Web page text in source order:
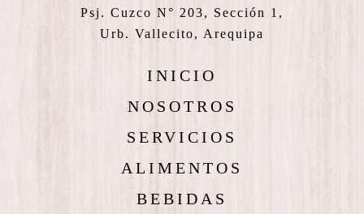
Psj. Cuzco N° 203, Sección 1,
Urb. Vallecito, Arequipa
INICIO
NOSOTROS
SERVICIOS
ALIMENTOS
BEBIDAS